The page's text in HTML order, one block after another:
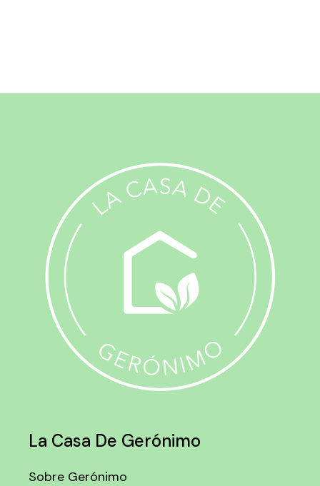
La Casa De Gerónimo
Sobre Gerónimo